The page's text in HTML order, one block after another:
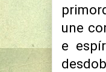
une
e